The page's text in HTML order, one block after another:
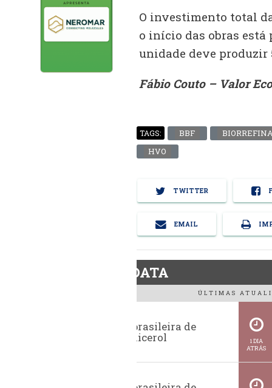
O investimento total
o início das obras está
unidade deve produzir
Fábio Couto – Valor
TAGS: BBF
HVO
TWITTER
EMAIL
BiodieselDATA
ÚLTIMAS
Exportação brasileira de
glicerina e glicerol
1 DIA
ATRÁS